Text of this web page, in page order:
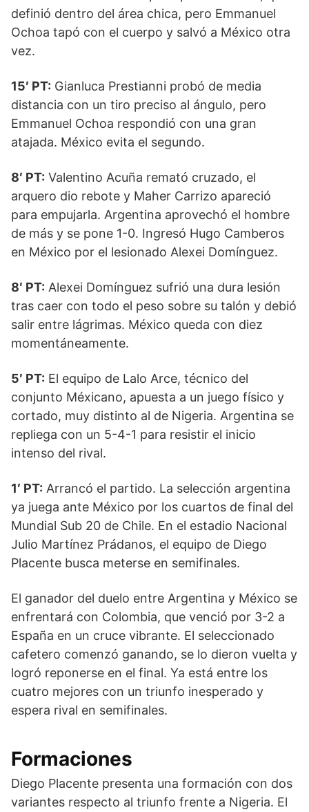
definió dentro del área chica, pero Emmanuel
Ochoa tapó con el cuerpo y salvó a México otra
vez.
15′ PT: Gianluca Prestianni probó de media
distancia con un tiro preciso al ángulo, pero
Emmanuel Ochoa respondió con una gran
atajada. México evita el segundo.
8′ PT: Valentino Acuña remató cruzado, el
arquero dio rebote y Maher Carrizo apareció
para empujarla. Argentina aprovechó el hombre
de más y se pone 1-0. Ingresó Hugo Camberos
en México por el lesionado Alexei Domínguez.
8′ PT: Alexei Domínguez sufrió una dura lesión
tras caer con todo el peso sobre su talón y debió
salir entre lágrimas. México queda con diez
momentáneamente.
5′ PT: El equipo de Lalo Arce, técnico del
conjunto Méxicano, apuesta a un juego físico y
cortado, muy distinto al de Nigeria. Argentina se
repliega con un 5-4-1 para resistir el inicio
intenso del rival.
1′ PT: Arrancó el partido. La selección argentina
ya juega ante México por los cuartos de final del
Mundial Sub 20 de Chile. En el estadio Nacional
Julio Martínez Prádanos, el equipo de Diego
Placente busca meterse en semifinales.
El ganador del duelo entre Argentina y México se
enfrentará con Colombia, que venció por 3-2 a
España en un cruce vibrante. El seleccionado
cafetero comenzó ganando, se lo dieron vuelta y
logró reponerse en el final. Ya está entre los
cuatro mejores con un triunfo inesperado y
espera rival en semifinales.
Formaciones
Diego Placente presenta una formación con dos
variantes respecto al triunfo frente a Nigeria. El